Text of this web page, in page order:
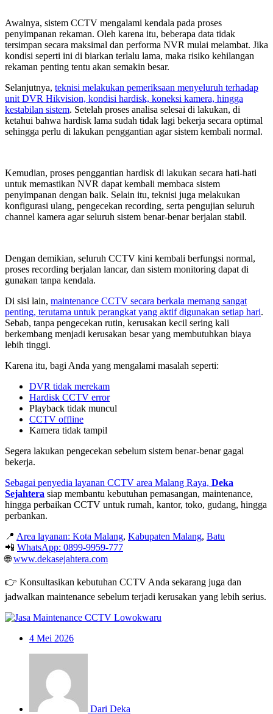
Awalnya, sistem CCTV mengalami kendala pada proses
penyimpanan rekaman. Oleh karena itu, beberapa data tidak
tersimpan secara maksimal dan performa NVR mulai melambat. Jika
kondisi seperti ini di biarkan terlalu lama, maka risiko kehilangan
rekaman penting tentu akan semakin besar.
Selanjutnya, teknisi melakukan pemeriksaan menyeluruh terhadap
unit DVR Hikvision, kondisi hardisk, koneksi kamera, hingga
kestabilan sistem. Setelah proses analisa selesai di lakukan, di
ketahui bahwa hardisk lama sudah tidak lagi bekerja secara optimal
sehingga perlu di lakukan penggantian agar sistem kembali normal.
Kemudian, proses penggantian hardisk di lakukan secara hati-hati
untuk memastikan NVR dapat kembali membaca sistem
penyimpanan dengan baik. Selain itu, teknisi juga melakukan
konfigurasi ulang, pengecekan recording, serta pengujian seluruh
channel kamera agar seluruh sistem benar-benar berjalan stabil.
Dengan demikian, seluruh CCTV kini kembali berfungsi normal,
proses recording berjalan lancar, dan sistem monitoring dapat di
gunakan tanpa kendala.
Di sisi lain, maintenance CCTV secara berkala memang sangat
penting, terutama untuk perangkat yang aktif digunakan setiap hari.
Sebab, tanpa pengecekan rutin, kerusakan kecil sering kali
berkembang menjadi kerusakan besar yang membutuhkan biaya
lebih tinggi.
Karena itu, bagi Anda yang mengalami masalah seperti:
DVR tidak merekam
Hardisk CCTV error
Playback tidak muncul
CCTV offline
Kamera tidak tampil
Segera lakukan pengecekan sebelum sistem benar-benar gagal
bekerja.
Sebagai penyedia layanan CCTV area Malang Raya, Deka
Sejahtera siap membantu kebutuhan pemasangan, maintenance,
hingga perbaikan CCTV untuk rumah, kantor, toko, gudang, hingga
perbankan.
📍 Area layanan: Kota Malang, Kabupaten Malang, Batu
📲 WhatsApp: 0899-9959-777
🌐www.dekasejahtera.com
👉 Konsultasikan kebutuhan CCTV Anda sekarang juga dan
jadwalkan maintenance sebelum terjadi kerusakan yang lebih serius.
4 Mei 2026
Dari Deka